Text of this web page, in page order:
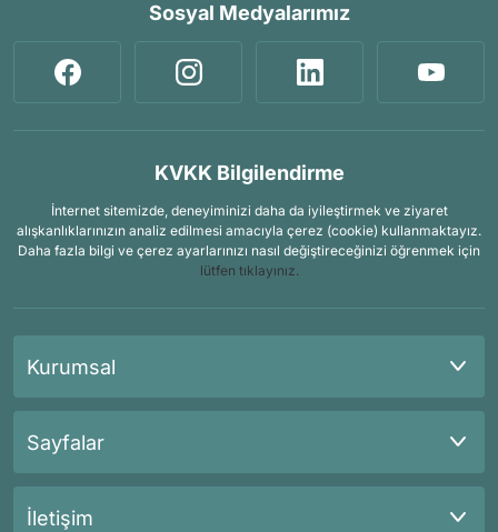
Sosyal Medyalarımız
KVKK Bilgilendirme
İnternet sitemizde, deneyiminizi daha da iyileştirmek ve ziyaret
alışkanlıklarınızın analiz edilmesi amacıyla çerez (cookie) kullanmaktayız.
Daha fazla bilgi ve çerez ayarlarınızı nasıl değiştireceğinizi öğrenmek için
lütfen tıklayınız.
Kurumsal
Sayfalar
İletişim